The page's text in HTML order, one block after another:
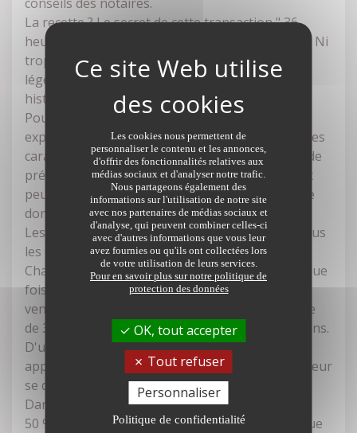
La recette ? Le secret de cette transaction " 36
heures immo " repose sur la mise à prix du bien. Ni
trop coté, ni sous-évalué, il faut le proposer
légèrement en dessous de son prix du marché,
histoire de mettre en appétit les acheteurs !
Pour déterminer le tarif, le notaire réalise une
expertise immobilière tenant compte de toutes les
caractéristiques du bien. Une fois cette " valeur de
présentation " fixée, la maison ou l'appartement
peut être proposé à la vente durant une période
donnée.
Les offres peuvent commencer en réunissant tous
les candidats acquéreurs par écrans interposés.
Chacun valide un prix d'achat en ajoutant à chaque
fois un pas d'enchère, comme dans une salle de
vente. Jusqu'à la dernière seconde de cette étape
de 36 heures, les offres s'enchaînent avec suspens.
D'un côté les acquéreurs témoignent de leur
appétit pour obtenir le bien et de l'autre le vendeur
se délecte du prix qui gonfle à vue d'œil.
Dans certains cas, il peut dépasser de
50 % la " première offre possible ". Pas de panique
Les cookies nous permettent de
personnaliser le contenu et les annonces,
d'offrir des fonctionnalités relatives aux
médias sociaux et d'analyser notre trafic.
Nous partageons également des
informations sur l'utilisation de notre site
avec nos partenaires de médias sociaux et
d'analyse, qui peuvent combiner celles-ci
avec d'autres informations que vous leur
avez fournies ou qu'ils ont collectées lors
de votre utilisation de leurs services.
Pour en savoir plus sur notre politique de
protection des données
OK, tout accepter
Tout refuser
Personnaliser
Politique de confidentialité